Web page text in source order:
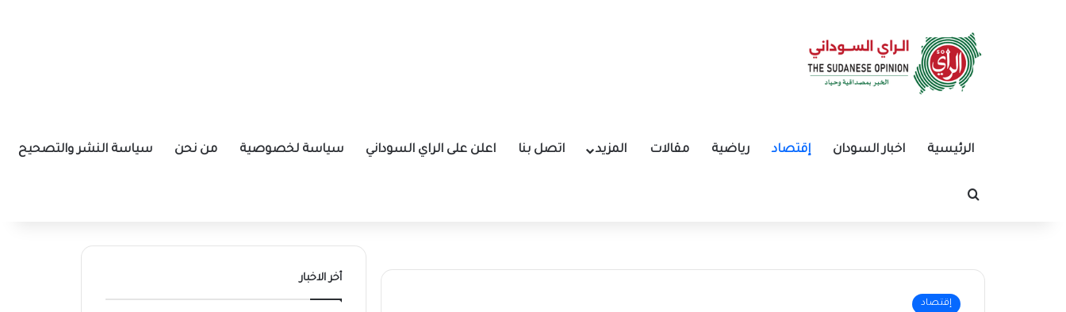
الرئيسية اخبار السودان إقتصاد رياضية مقالات المزيد اتصل بنا اعلن على الراي السوداني سياسة لخصوصية من نحن سياسة النشر والتصحيح
بحث عن
إقتصاد
أخر الاخبار